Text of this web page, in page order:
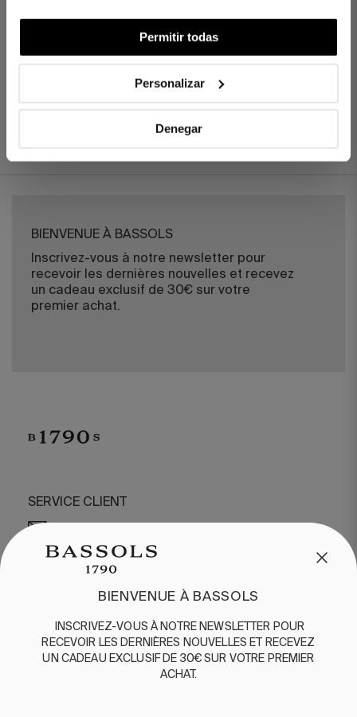
Permitir todas
Personalizar
Denegar
COMBIEN DE FILS CHOISIR ?
BIENVENUE À BASSOLS
Inscrivez-vous à notre newsletter pour
recevoir les dernières nouvelles et recevez
un cadeau exclusif de 30€ sur votre
premier achat.
BASSOLS
SERVICE CLIENT
QUESTIONS FRÉQUENTES
EXPÉDITION ET RETOURS
ESPAÑOL / FRANÇAIS
BIENVENUE À BASSOLS
INSCRIVEZ-VOUS À NOTRE NEWSLETTER POUR
RECEVOIR LES DERNIÈRES NOUVELLES ET RECEVEZ
UN CADEAU EXCLUSIF DE 30€SUR VOTRE PREMIER
ACHAT.